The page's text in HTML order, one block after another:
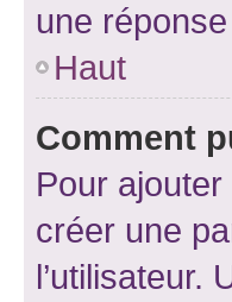
une
Haut
Comment
Pour
créer une
l’utilisateur.